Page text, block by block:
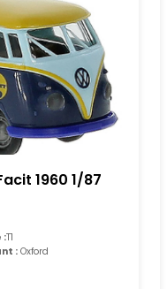
1960 1/87
:T1
:Oxford